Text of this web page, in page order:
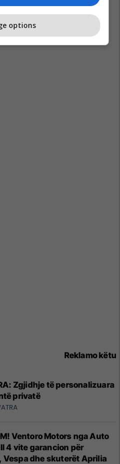
Rusia
Reklamo këtu
Zgjidhje të personalizuara
privatë
Ventoro Motors nga Auto
4 vite garancion për
Vespa dhe skuterët Aprilia
options